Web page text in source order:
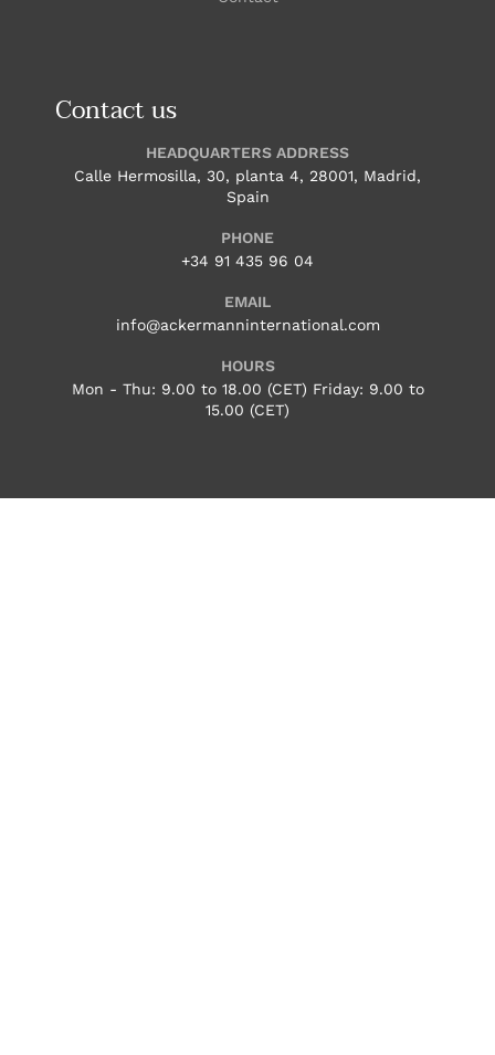
Contact us
HEADQUARTERS ADDRESS
Calle Hermosilla, 30, planta 4, 28001, Madrid,
Spain
PHONE
+34 91 435 96 04
EMAIL
info@ackermanninternational.com
HOURS
Mon - Thu: 9.00 to 18.00 (CET) Friday: 9.00 to
15.00 (CET)